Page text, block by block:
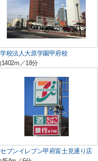
学校法人大原学園甲府校
／18分
セブンイレブン甲府富士見通り店